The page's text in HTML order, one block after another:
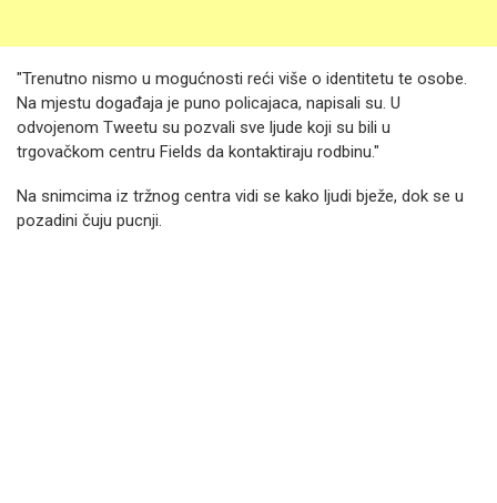
"Trenutno nismo u mogućnosti reći više o identitetu te osobe.
Na mjestu događaja je puno policajaca, napisali su. U
odvojenom Tweetu su pozvali sve ljude koji su bili u
trgovačkom centru Fields da kontaktiraju rodbinu."
Na snimcima iz tržnog centra vidi se kako ljudi bježe, dok se u
pozadini čuju pucnji.